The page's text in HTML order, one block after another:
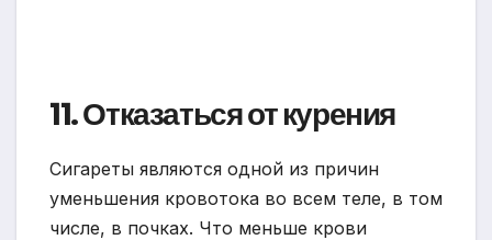
11. Отказаться от курения
Сигареты являются одной из причин
уменьшения кровотока во всем теле, в том
числе, в почках. Что меньше крови